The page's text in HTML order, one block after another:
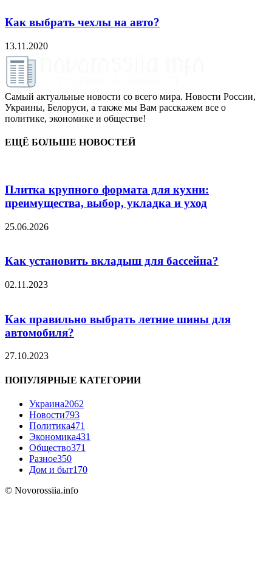
Как выбрать чехлы на авто?
13.11.2020
Самый актуальные новости со всего мира. Новости России,
Украины, Белоруси, а также мы Вам расскажем все о
политике, экономике и обществе!
ЕЩЁ БОЛЬШЕ НОВОСТЕЙ
Плитка крупного формата для кухни:
преимущества, выбор, укладка и уход
25.06.2026
Как установить вкладыш для бассейна?
02.11.2023
Как правильно выбрать летние шины для
автомобиля?
27.10.2023
ПОПУЛЯРНЫЕ КАТЕГОРИИ
Украина2062
Новости793
Политика471
Экономика431
Общество371
Разное350
Дом и быт170
© Novorossiia.info